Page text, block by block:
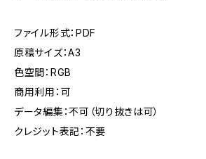
ファイル形式：PDF
原稿サイズ：A3
色空間：RGB
商用利用：可
データ編集：不可（切り抜きは可）
クレジット表記：不要